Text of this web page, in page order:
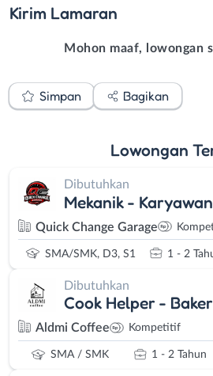
Kirim Lamaran
Mohon maaf, lowongan
Simpan Bagikan
Lowongan
Dibutuhkan
Mekanik -
Quick Change Garage
SMA/SMK, D3, S1 1 - 2
Dibutuhkan
Cook Helper -
Aldmi Coffee Kompetitif
SMA / SMK 1 - 2 Tahun